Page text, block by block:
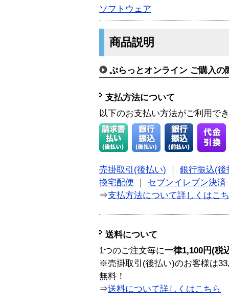
ソフトウェア
商品説明
ぷらっとオンライン ご購入の
支払方法について
以下のお支払い方法がご利用で
売掛取引(後払い)
銀行振込(後
換宅配便
セブンイレブン決済
⇒支払方法について詳しくはこ
送料について
1つのご注文毎に一律1,100円(税
※売掛取引(後払い)のお客様は
無料！
⇒送料について詳しくはこちら